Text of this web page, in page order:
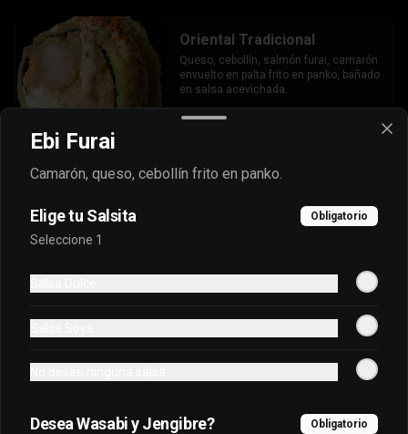
Oriental Tradicional
Queso, cebollín, salmón furai, camarón
envuelto en palta frito en panko, bañado
en salsa acevichada.
Oriental Tuna Acevichado
Camaron Furai, palta, queso, cebollin
Osaka Oriental
acevichada, coronado con masago.
Ebi Furai
Camarón, queso, cebollín frito en panko.
Elige tu Salsita Obligatorio
Seleccione 1
Desea Wasabi y Jengibre? Obligatorio